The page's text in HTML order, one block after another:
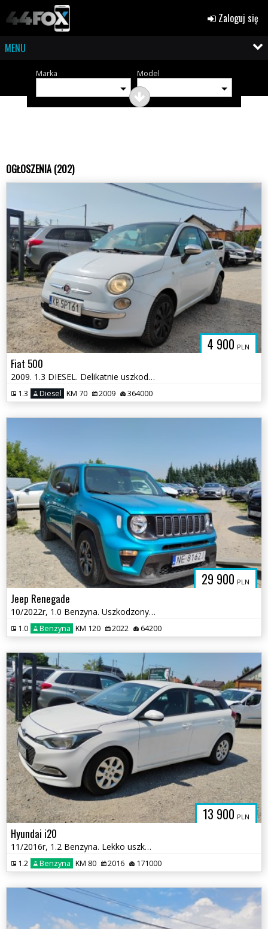
Zaloguj się
MENU
Marka Model
OGŁOSZENIA (202)
4 900 PLN
Fiat 500
2009. 1.3 DIESEL. Delikatnie uszkodzony tył. Jeździ
1.3 Diesel KM 70 2009 364000
29 900 PLN
Jeep Renegade
10/2022r, 1.0 Benzyna. Uszkodzony lewy bok. Pali.
1.0 Benzyna KM 120 2022 64200
13 900 PLN
Hyundai i20
11/2016r, 1.2 Benzyna. Lekko uszkodzony prawy bok. Jeździ.
1.2 Benzyna KM 80 2016 171000